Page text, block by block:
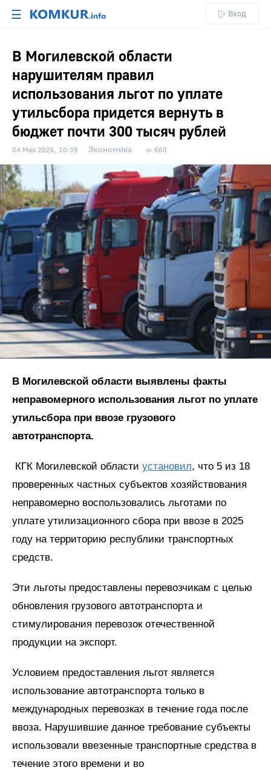
☰ Вход
В Могилевской области
нарушителям правил
использования льгот по уплате
утильсбора придется вернуть в
бюджет почти 300 тысяч рублей
04 Мая 2026, 10:39 Экономика 660
В Могилевской области выявлены факты
неправомерного использования льгот по уплате
утильсбора при ввозе грузового
автотранспорта.
КГК Могилевской области установил, что 5 из 18
проверенных частных субъектов хозяйствования
неправомерно воспользовались льготами по
уплате утилизационного сбора при ввозе в 2025
году на территорию республики транспортных
средств.
Эти льготы предоставлены перевозчикам с целью
обновления грузового автотранспорта и
стимулирования перевозок отечественной
продукции на экспорт.
Условием предоставления льгот является
использование автотранспорта только в
международных перевозках в течение года после
ввоза. Нарушившие данное требование субъекты
использовали ввезенные транспортные средства в
течение этого времени и во